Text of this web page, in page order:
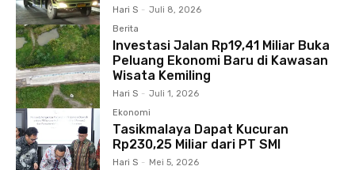
Hari S - Juli 8, 2026
Berita
Investasi Jalan Rp19,41 Miliar Buka
Peluang Ekonomi Baru di Kawasan
Wisata Kemiling
Hari S - Juli 1, 2026
Ekonomi
Tasikmalaya Dapat Kucuran
Rp230,25 Miliar dari PT SMI
Hari S - Mei 5, 2026